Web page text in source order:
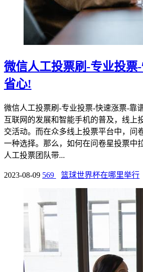
微信人工投票刷-专业投票
省心!
微信人工投票刷-专业投票-快速涨票-靠
互联网的发展和智能手机的普及，线上
交活动。而在众多线上投票平台中，问
一种选择。那么，如何在问卷星投票中
人工投票团队带...
2023-08-09 569 篮球世界杯在哪里举行